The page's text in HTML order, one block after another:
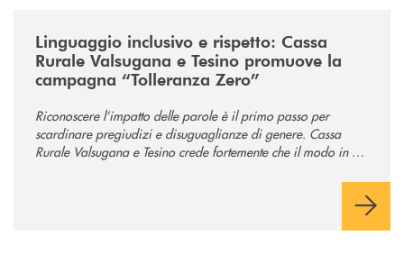
Linguaggio inclusivo e rispetto: Cassa
Rurale Valsugana e Tesino promuove la
campagna “Tolleranza Zero”
Riconoscere l’impatto delle parole è il primo passo per
scardinare pregiudizi e disuguaglianze di genere. Cassa
Rurale Valsugana e Tesino crede fortemente che il modo in cui